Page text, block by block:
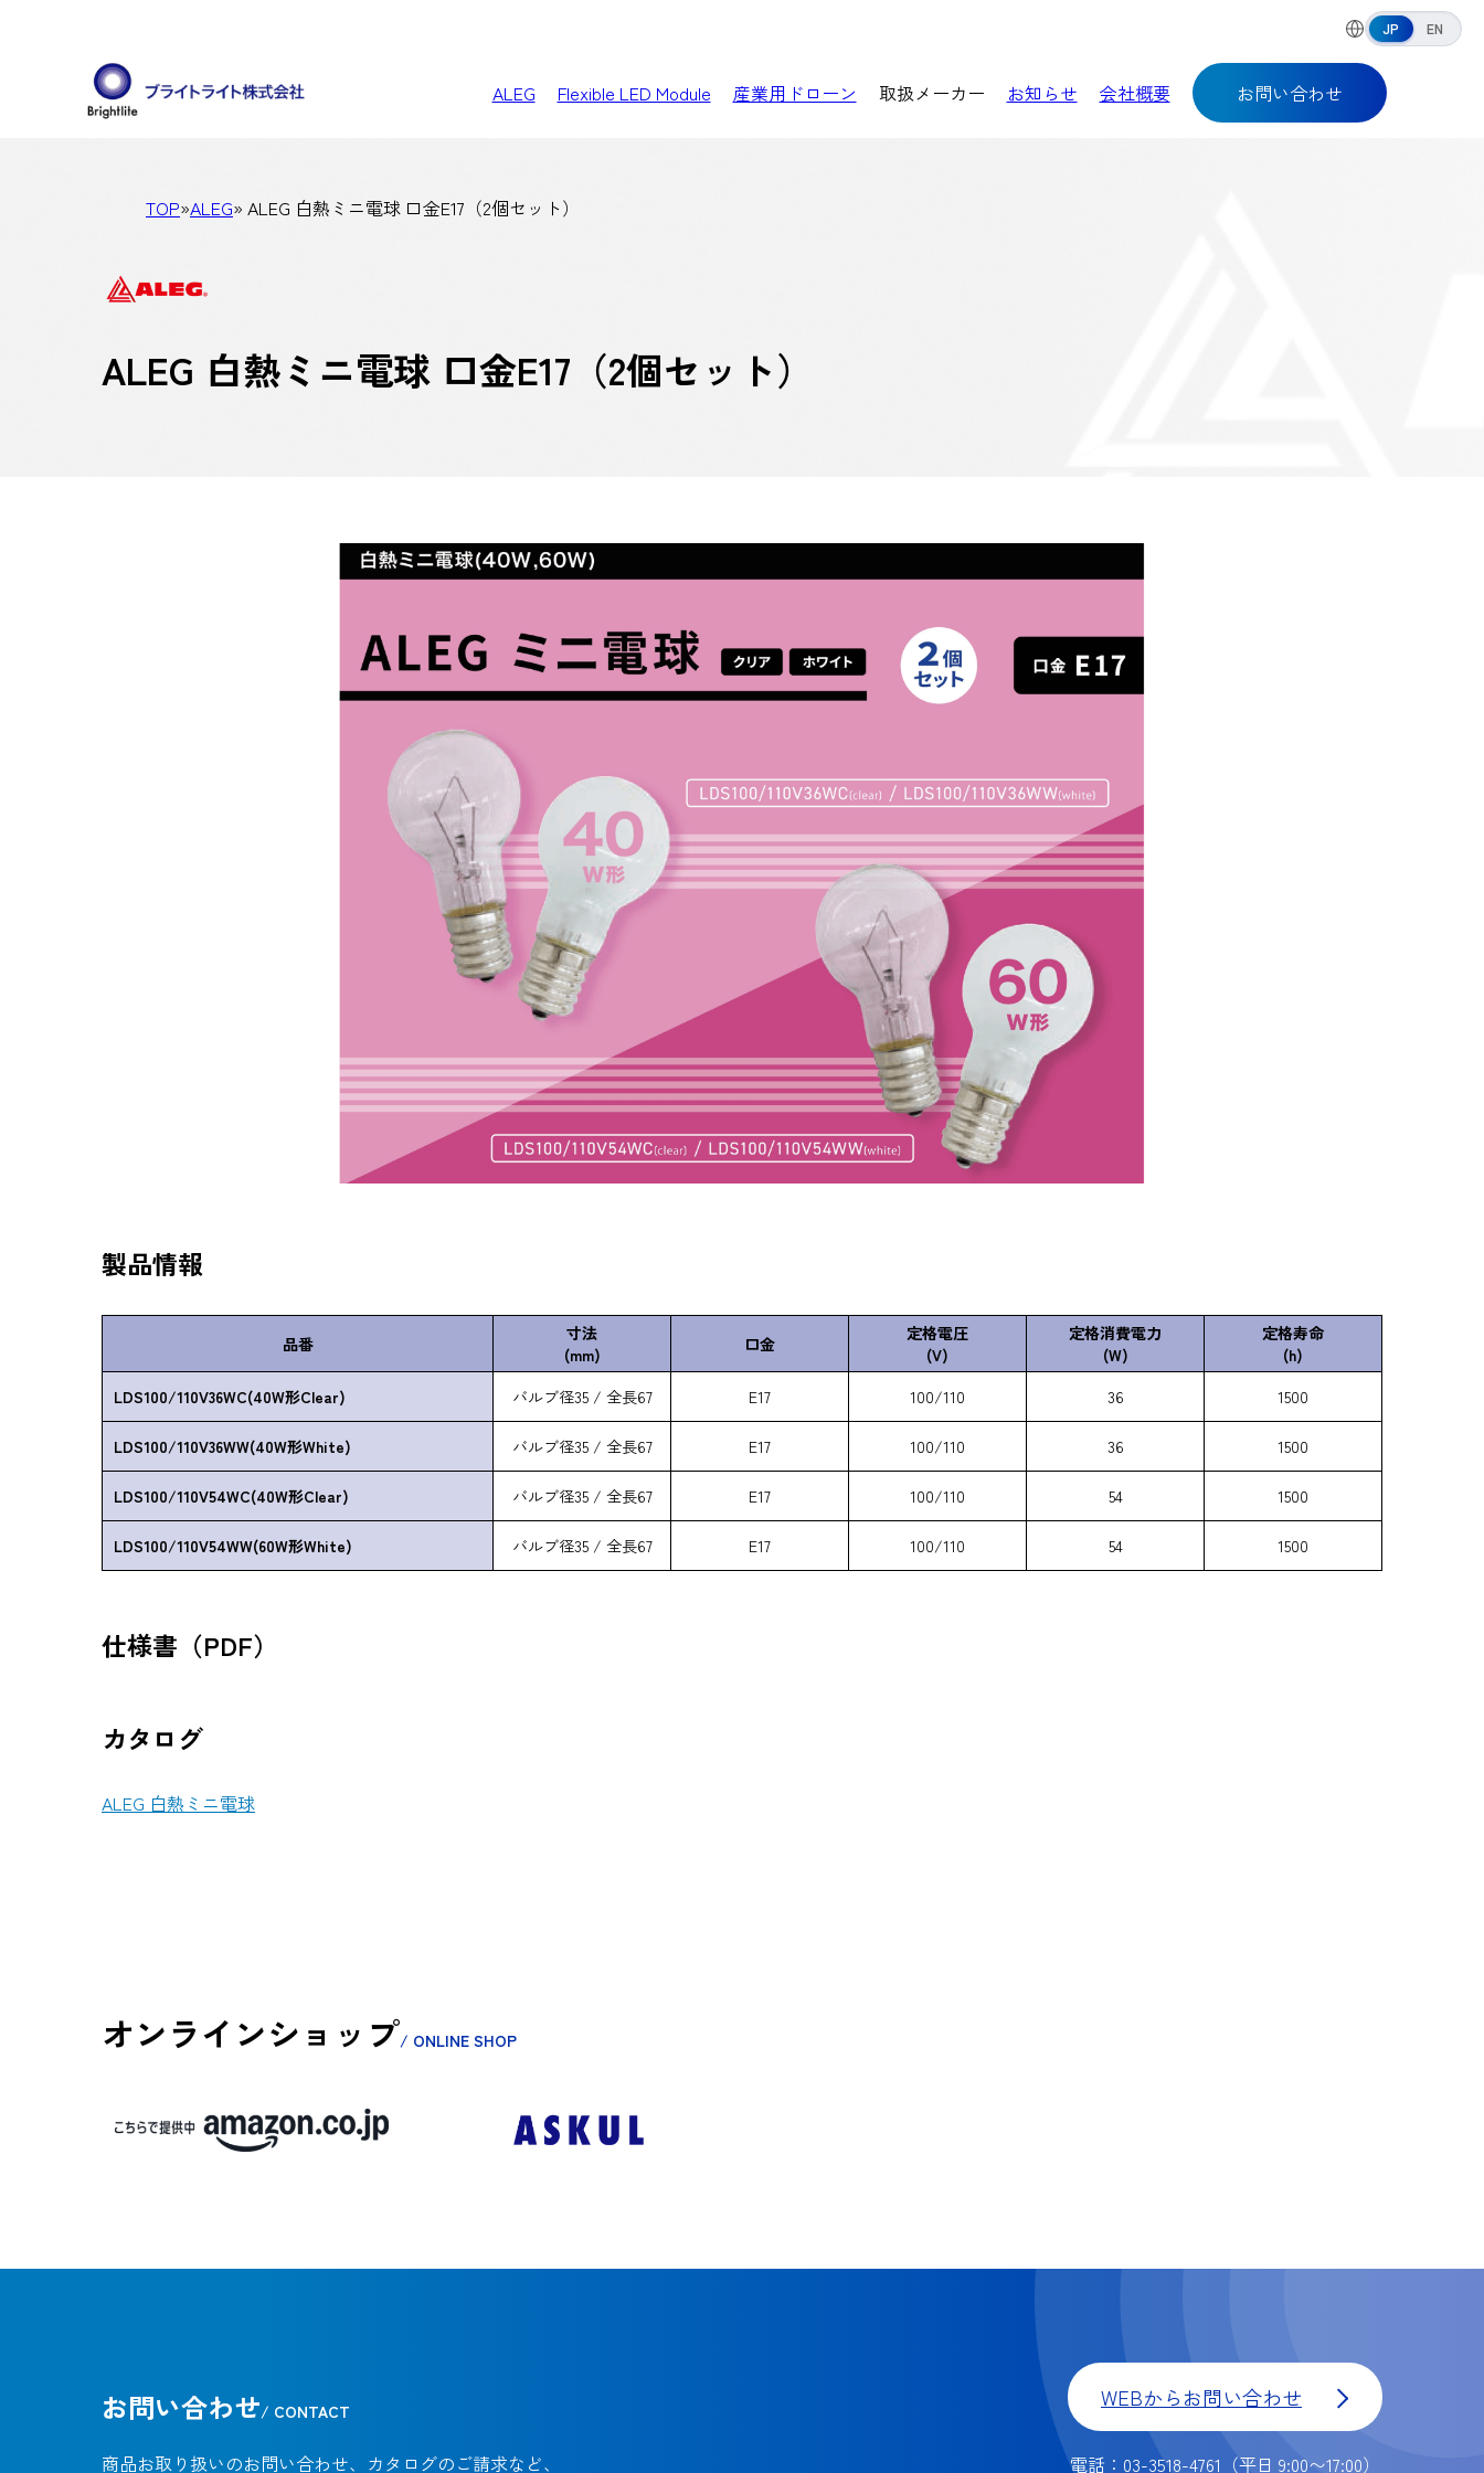
JP EN
ALEG Flexible LED Module 産業用ドローン 取扱メーカー お知らせ 会社概要 お問い合わせ
TOP»ALEG» ALEG 白熱ミニ電球 口金E17（2個セット）
ALEG 白熱ミニ電球 口金E17（2個セット）
製品情報
品番
寸法
(mm)
口金
定格電圧
(V)
定格消費電力
(W)
定格寿命
(h)
LDS100/110V36WC(40W形Clear)
バルブ径35 / 全長67 E17 100/110 36 1500
LDS100/110V36WW(40W形White) バルブ径35 / 全長67 E17 100/110 36 1500
LDS100/110V54WC(40W形Clear) バルブ径35 / 全長67 E17 100/110 54 1500
LDS100/110V54WW(60W形White) バルブ径35 / 全長67 E17 100/110 54 1500
仕様書（PDF）
カタログ
ALEG 白熱ミニ電球
オンラインショップ/ ONLINE SHOP
お問い合わせ/ CONTACT
商品お取り扱いのお問い合わせ、カタログのご請求など、
WEBからお問い合わせ
電話：03-3518-4761 （平日 9:00〜17:00）